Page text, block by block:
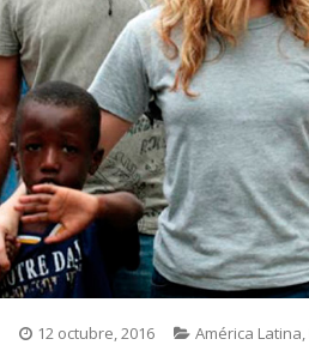
12 octubre, 2016 América Latina,